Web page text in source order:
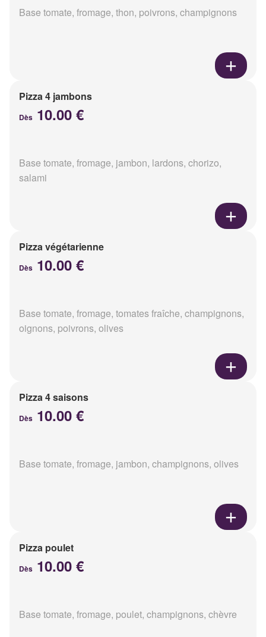
Base tomate, fromage, thon, poivrons, champignons
Pizza 4 jambons
Dès 10.00 €
Base tomate, fromage, jambon, lardons, chorizo,
salami
Pizza végétarienne
Dès 10.00 €
Base tomate, fromage, tomates fraîche, champignons,
oignons, poivrons, olives
Pizza 4 saisons
Dès 10.00 €
Base tomate, fromage, jambon, champignons, olives
Pizza poulet
Dès 10.00 €
Base tomate, fromage, poulet, champignons, chèvre